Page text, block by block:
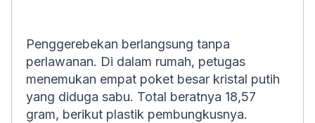
Penggerebekan berlangsung tanpa
perlawanan. Di dalam rumah, petugas
menemukan empat poket besar kristal putih
yang diduga sabu. Total beratnya 18,57
gram, berikut plastik pembungkusnya.